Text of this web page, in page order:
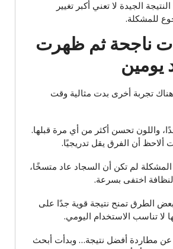
الجيدة لا تعني أكبر تغيير
للمشكلة.
ناجحة ثم ظهرت
يومين
تجربة أخرى بدت مثالية وقت
واللون تحسن أكثر من أي مرة قبلها.
ألاحظ أن الفرق يقل تدريجيًا.
لم تكن أن السجاد عاد متسخًا،
اختفى بسرعة.
بعض الطرق تمنح نتيجة قوية جدًا على
لا تناسب الاستخدام اليومي.
مطاردة أفضل نتيجة… وبدأت أبحث